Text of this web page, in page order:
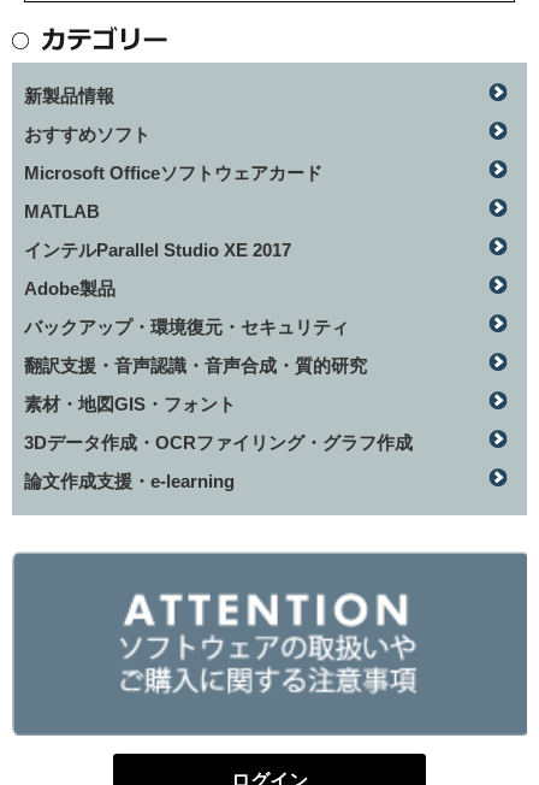
新製品情報
おすすめソフト
Microsoft Officeソフトウェアカード
MATLAB
インテルParallel Studio XE 2017
Adobe製品
バックアップ・環境復元・セキュリティ
翻訳支援・音声認識・音声合成・質的研究
素材・地図GIS・フォント
3Dデータ作成・OCRファイリング・グラフ作成
論文作成支援・e-learning
ログイン